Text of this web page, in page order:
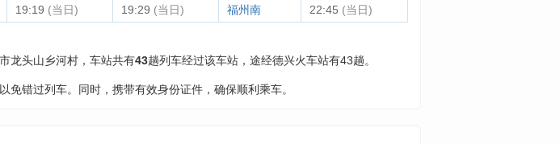
19:19 (当日) 19:29 (当日) 福州南 22:45 (当日)
龙头山乡河村，车站共有43趟列车经过该车站，途经德兴火车站有43趟。
错过列车。同时，携带有效身份证件，确保顺利乘车。